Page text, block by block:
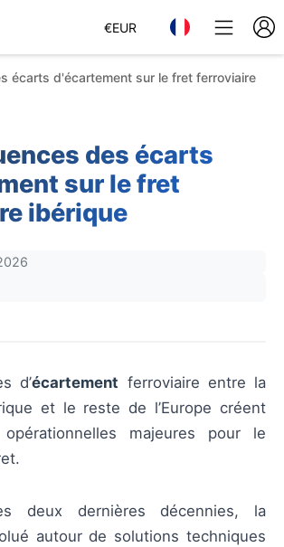
€EUR
écarts d'écartement sur le fret ferroviaire
des écarts
sur le fret
ibérique
d’écartement ferroviaire entre la
et le reste de l’Europe créent
majeures pour le
deux dernières décennies, la
autour de solutions techniques